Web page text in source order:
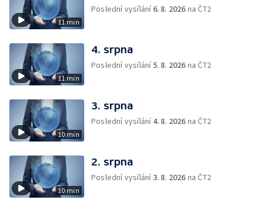
11 min
Poslední vysílání6. 8. 2026 na ČT2
11 min
4. srpna
Poslední vysílání5. 8. 2026 na ČT2
10 min
3. srpna
Poslední vysílání4. 8. 2026 na ČT2
10 min
2. srpna
Poslední vysílání3. 8. 2026 na ČT2